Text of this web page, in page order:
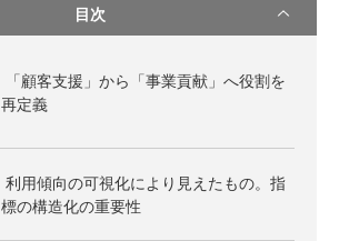
目次
「顧客支援」から「事業貢献」へ役割を
再定義
利用傾向の可視化により見えたもの。指
標の構造化の重要性